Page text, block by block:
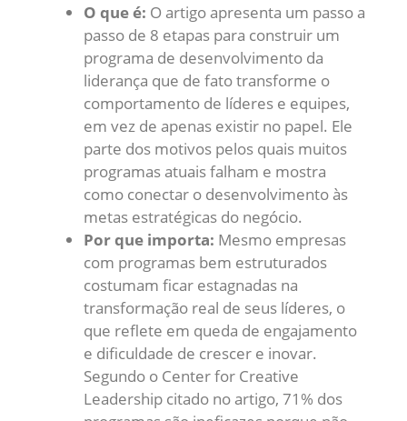
O que é: O artigo apresenta um passo a
passo de 8 etapas para construir um
programa de desenvolvimento da
liderança que de fato transforme o
comportamento de líderes e equipes,
em vez de apenas existir no papel. Ele
parte dos motivos pelos quais muitos
programas atuais falham e mostra
como conectar o desenvolvimento às
metas estratégicas do negócio.
Por que importa: Mesmo empresas
com programas bem estruturados
costumam ficar estagnadas na
transformação real de seus líderes, o
que reflete em queda de engajamento
e dificuldade de crescer e inovar.
Segundo o Center for Creative
Leadership citado no artigo, 71% dos